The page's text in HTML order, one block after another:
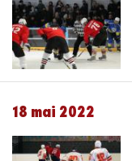
18 mai 2022